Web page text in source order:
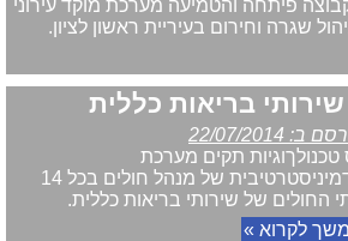
פיתחה והטמיעה מערכת מוקד עירוני
שגרה וחירום בעיריית ראשון לציון.
שירותי בריאות כללית
ב: 22/07/2014
טכנולךוגיות תקים מערכת
אדמיניסטרטיבית של מנהל חולים בכל 14
החולים של שירותי בריאות כללית.
לקרוא »